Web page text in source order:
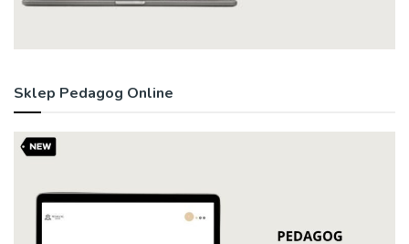
Sklep Pedagog Online